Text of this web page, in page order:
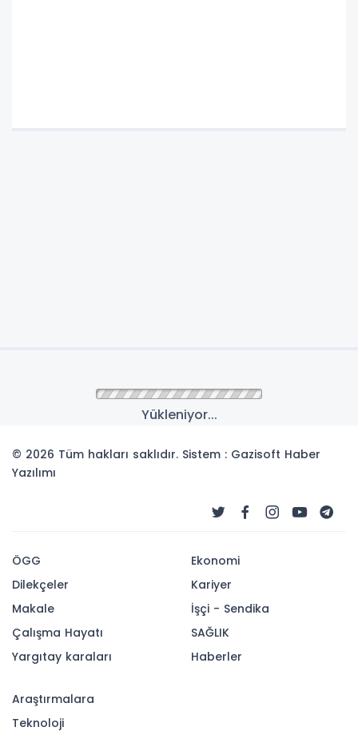
Yükleniyor...
© 2026 Tüm hakları saklıdır. Sistem : Gazisoft Haber
Yazılımı
ÖGG
Dilekçeler
Makale
Çalışma Hayatı
Yargıtay karaları
Ekonomi
Kariyer
İşçi - Sendika
SAĞLIK
Haberler
Araştırmalara
Teknoloji